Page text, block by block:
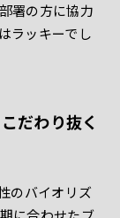
署の方に協力
ラッキーでし
だわり抜く
のバイオリズ